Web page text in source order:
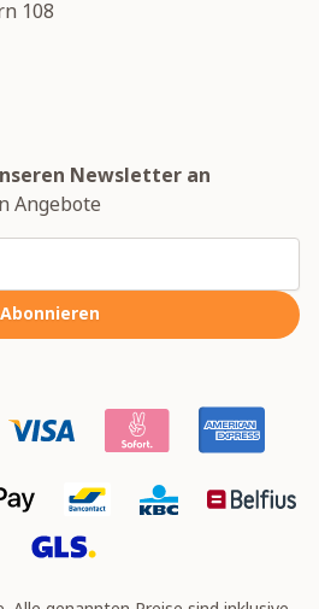
108
Newsletter an
Angebote
Abonnieren